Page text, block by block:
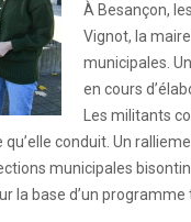
À Besançon,
Vignot, la
municipales.
en cours
Les militants
conduit. Un
municipales
la base d’un programme